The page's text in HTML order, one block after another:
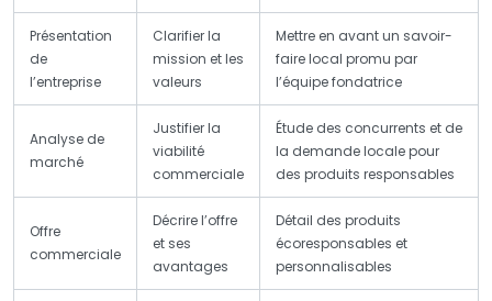
Présentation
de
l’entreprise
Clarifier la
mission et les
valeurs
Mettre en avant un savoir-
faire local promu par
l’équipe fondatrice
Analyse de
marché
Justifier la
viabilité
commerciale
Étude des concurrents et de
la demande locale pour
des produits responsables
Offre
commerciale
Décrire l’offre
et ses
avantages
Détail des produits
écoresponsables et
personnalisables